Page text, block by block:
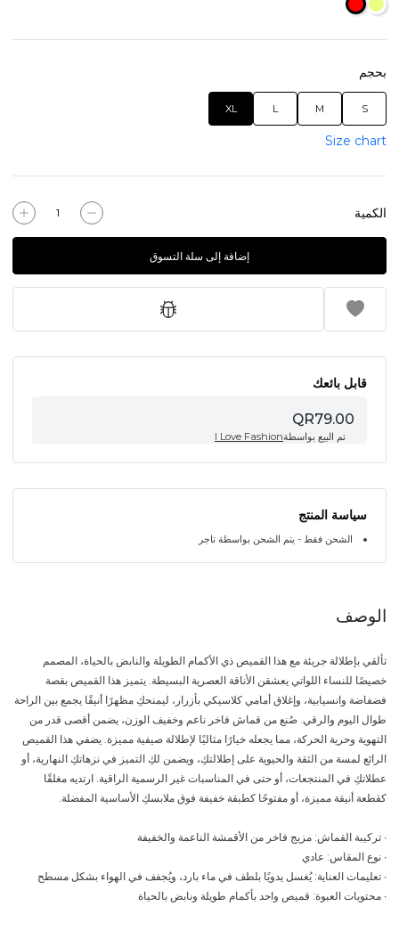
بحجم
S
M
L
XL
Size chart
الكمية
إضافة إلى سلة التسوق
قابل بائعك
QR79.00
تم البيع بواسطةI Love Fashion
سياسة المنتج
الشحن فقط - يتم الشحن بواسطة تاجر
الوصف
تألقي بإطلالة جريئة مع هذا القميص ذي الأكمام الطويلة والنابض بالحياة، المصمم
خصيصًا للنساء اللواتي يعشقن الأناقة العصرية البسيطة. يتميز هذا القميص بقصة
فضفاضة وانسيابية، وإغلاق أمامي كلاسيكي بأزرار، ليمنحكِ مظهرًا أنيقًا يجمع بين الراحة
طوال اليوم والرقي. صُنع من قماش فاخر ناعم وخفيف الوزن، يضمن أقصى قدر من
التهوية وحرية الحركة، مما يجعله خيارًا مثاليًا لإطلالة صيفية مميزة. يضفي هذا القميص
الرائع لمسة من الثقة والحيوية على إطلالتكِ، ويضمن لكِ التميز في نزهاتكِ النهارية، أو
عطلاتكِ في المنتجعات، أو حتى في المناسبات غير الرسمية الراقية. ارتديه مغلقًا
كقطعة أنيقة مميزة، أو مفتوحًا كطبقة خفيفة فوق ملابسكِ الأساسية المفضلة.
∙ تركيبة القماش: مزيج فاخر من الأقمشة الناعمة والخفيفة
∙ نوع المقاس: عادي
∙ تعليمات العناية: يُغسل يدويًا بلطف في ماء بارد، ويُجفف في الهواء بشكل مسطح
∙ محتويات العبوة: قميص واحد بأكمام طويلة ونابض بالحياة